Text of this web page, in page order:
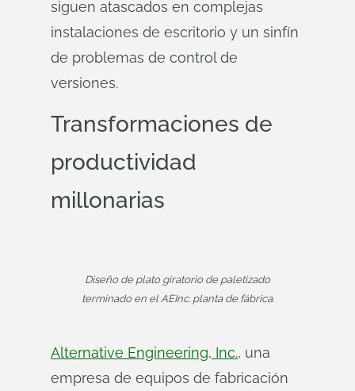
siguen atascados en complejas
instalaciones de escritorio y un sinfín
de problemas de control de
versiones.
Transformaciones de
productividad
millonarias
Diseño de plato giratorio de paletizado
terminado en el AEInc. planta de fábrica.
Alternative Engineering, Inc., una
empresa de equipos de fabricación